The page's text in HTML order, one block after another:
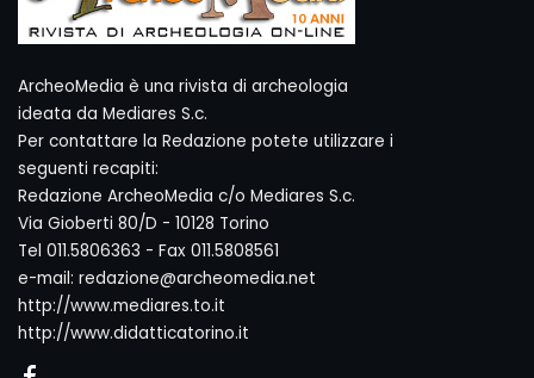
ArcheoMedia è una rivista di archeologia
ideata da Mediares S.c.
Per contattare la Redazione potete utilizzare i
seguenti recapiti:
Redazione ArcheoMedia c/o Mediares S.c.
Via Gioberti 80/D - 10128 Torino
Tel 011.5806363 - Fax 011.5808561
e-mail: redazione@archeomedia.net
http://www.mediares.to.it
http://www.didatticatorino.it